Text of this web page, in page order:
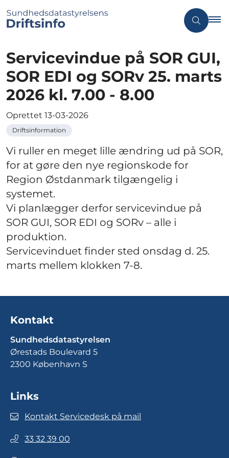
Servicevindue på SOR GUI,
SOR EDI og SORv 25. marts
2026 kl. 7.00 - 8.00
Oprettet 13-03-2026
Driftsinformation
Vi ruller en meget lille ændring ud på SOR,
for at gøre den nye regionskode for
Region Østdanmark tilgængelig i
systemet.
Vi planlægger derfor servicevindue på
SOR GUI, SOR EDI og SORv – alle i
produktion.
Servicevinduet finder sted onsdag d. 25.
marts mellem klokken 7-8.
Kontakt
Sundhedsdatastyrelsen
Ørestads Boulevard 5
2300 København S
Links
Kontakt Servicedesk på mail
33 32 39 00